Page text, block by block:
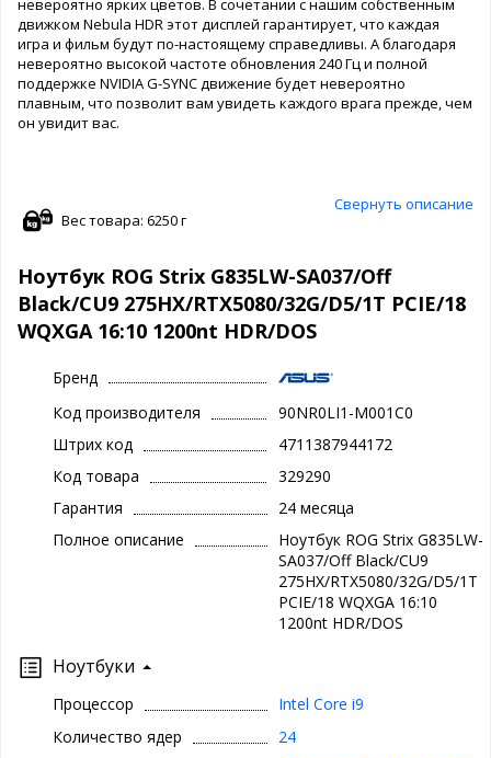
невероятно ярких цветов. В сочетании с нашим собственным
движком Nebula HDR этот дисплей гарантирует, что каждая
игра и фильм будут по-настоящему справедливы. А благодаря
невероятно высокой частоте обновления 240 Гц и полной
поддержке NVIDIA G-SYNC движение будет невероятно
плавным, что позволит вам увидеть каждого врага прежде, чем
он увидит вас.
Свернуть описание
Вес товара: 6250 г
Ноутбук ROG Strix G835LW-SA037/Off
Black/CU9 275HX/RTX5080/32G/D5/1T PCIE/18
WQXGA 16:10 1200nt HDR/DOS
Бренд
Код производителя
90NR0LI1-M001C0
Штрих код
4711387944172
Код товара
329290
Гарантия
24 месяца
Полное описание
Ноутбук ROG Strix G835LW-
SA037/Off Black/CU9
275HX/RTX5080/32G/D5/1T
PCIE/18 WQXGA 16:10
1200nt HDR/DOS
Ноутбуки
Процессор
Intel Core i9
Количество ядер
24